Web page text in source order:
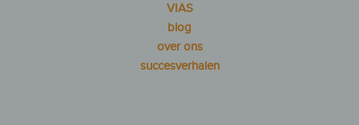
VIAS
blog
over ons
succesverhalen